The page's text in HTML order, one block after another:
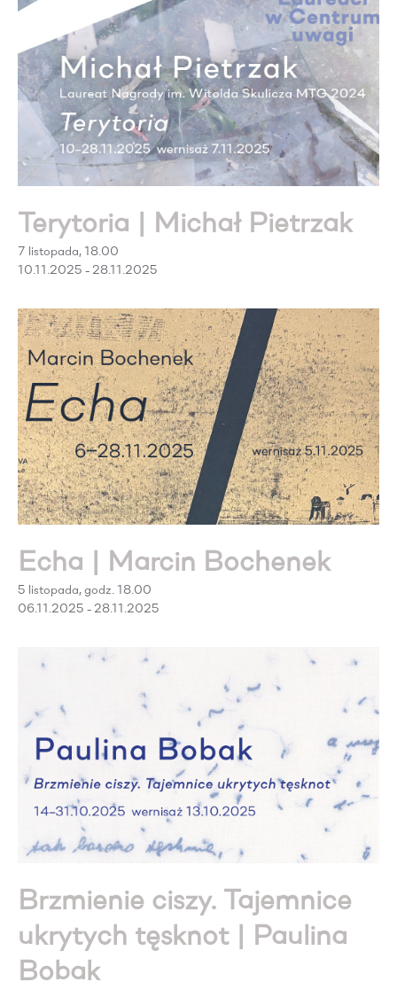
Terytoria | Michał Pietrzak
7 listopada, 18.00
10.11.2025 - 28.11.2025
Echa | Marcin Bochenek
5 listopada, godz. 18.00
06.11.2025 - 28.11.2025
Brzmienie ciszy. Tajemnice
ukrytych tęsknot | Paulina
Bobak